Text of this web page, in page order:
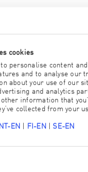
cookies
personalise content
and to analyse our
about your use of our
and analytics
information that
collected from your
EN FI-EN SE-EN